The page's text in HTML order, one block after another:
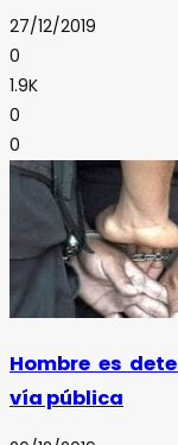
27/12/2019
0
1.9K
0
0
Hombre es
vía pública